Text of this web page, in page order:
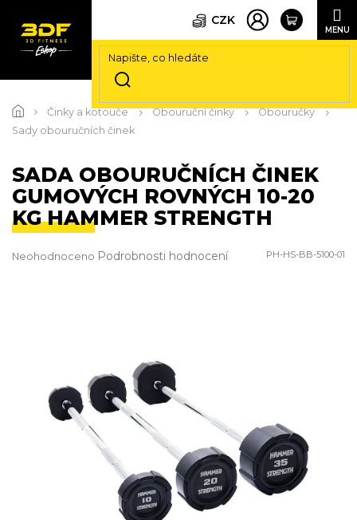
na
obsah
CZK
Činky a kotouče Obouruční činky
Obouručky
Sady obouručních činek
SADA OBOURUČNÍCH ČINEK
GUMOVÝCH ROVNÝCH 10-20
KG HAMMER STRENGTH
PH-HS-BB-5100-01
Průměrné
Neohodnoceno Podrobnosti hodnocení